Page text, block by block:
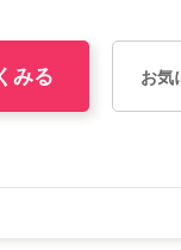
みる お気